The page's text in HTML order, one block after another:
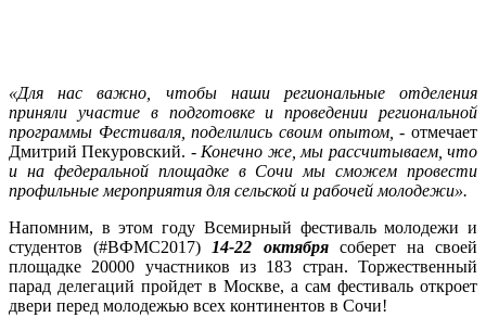
«Для нас важно, чтобы наши региональные отделения
приняли участие в подготовке и проведении региональной
программы Фестиваля, поделились своим опытом, - отмечает
Дмитрий Пекуровский. - Конечно же, мы рассчитываем, что
и на федеральной площадке в Сочи мы сможем провести
профильные мероприятия для сельской и рабочей молодежи».
Напомним, в этом году Всемирный фестиваль молодежи и
студентов (#ВФМС2017) 14-22 октябрясоберет на своей
площадке 20000 участников из 183 стран. Торжественный
парад делегаций пройдет в Москве, а сам фестиваль откроет
двери перед молодежью всех континентов в Сочи!